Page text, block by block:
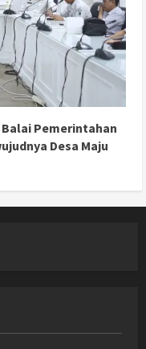
Pemerintahan
Desa Maju